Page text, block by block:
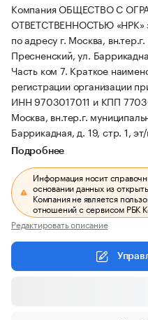
Компания ОБЩЕСТВО С
ОТВЕТСТВЕННОСТЬЮ «НРК»
по адресу г. Москва,
Пресненский, ул.
Часть ком 7. Краткое
регистрации организации
ИНН 9703017011 и КПП
Москва, вн.тер.г.
Баррикадная, д. 19, стр. 1,
Подробнее
Информация носит
основании данных из
Компания не является
отношений с сервисом РБК
Редактировать описание